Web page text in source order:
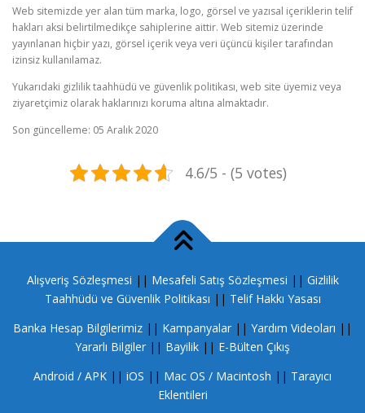
Web sitemizde yer alan tüm marka, logo, görsel ve yazısal içeriklerin telif
hakları aksi belirtilmedikçe sahiplerine aittir. Web sitemiz üzerinde
yayınlanan hiçbir yazı, görsel içerik veya veri üçüncü kişiler tarafından
izinsiz kullanılamaz.
Yukarıdaki gizlilik taahhüdü ve güvenlik politikası, web site üyemiz veya
ziyaretçimiz olarak haklarınızı koruma altına almaktadır.
Son güncelleme: 05 Aralık 2020
4.6/5 - (5 votes)
Alışveriş Sözleşmesi || Mesafeli Satış Sözleşmesi || Gizlilik
Taahhüdü ve Güvenlik Politikası || Telif Hakkı Yasası
Banka Hesap Bilgilerimiz || Kampanyalar || Yardım Videoları ||
Yararlı Bilgiler || Bayilik || E-Bülten Çıkış
Android / APK || iOS || Mac OS / Macintosh || Tarayıcı
Eklentileri